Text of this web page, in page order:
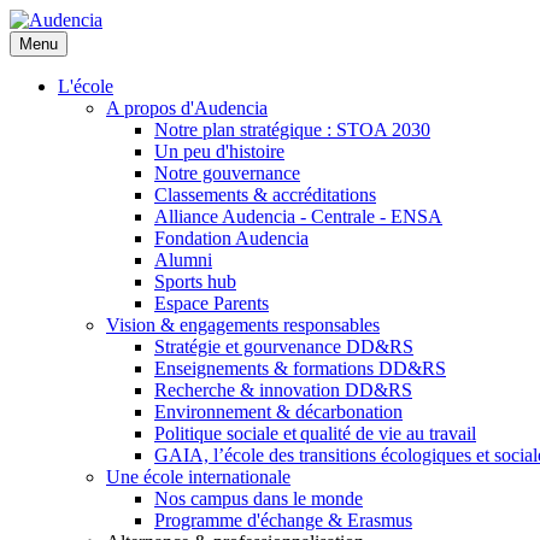
Aller
au
contenu
principal
Menu
L'école
A propos d'Audencia
Notre plan stratégique : STOA 2030
Un peu d'histoire
Notre gouvernance
Classements & accréditations
Alliance Audencia - Centrale - ENSA
Fondation Audencia
Alumni
Sports hub
Espace Parents
Vision & engagements responsables
Stratégie et gourvenance DD&RS
Enseignements & formations DD&RS
Recherche & innovation DD&RS
Environnement & décarbonation
Politique sociale et qualité de vie au travail
GAIA, l’école des transitions écologiques et
Une école internationale
Nos campus dans le monde
Programme d'échange & Erasmus